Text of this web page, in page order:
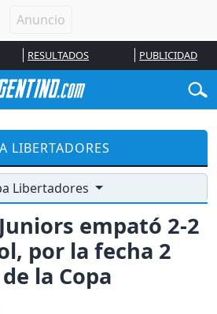
RESULTADOS PUBLICIDAD
LIBERTADORES
Libertadores
empató 2-2
por la fecha 2
la Copa